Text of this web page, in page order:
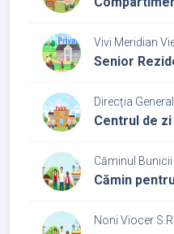
Vivi Meridian Vie
Senior
Direcția
Centrul de
Căminul Bunicii
Cămin
Noni Viocer